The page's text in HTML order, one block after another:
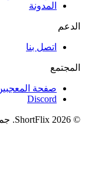
المدونة
الدعم
اتصل بنا
المجتمع
صفحة
Discord
© 2026 ShortFlix. جميع الحقوق محفوظة.